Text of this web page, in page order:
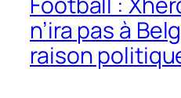
n’ira pas à
raison